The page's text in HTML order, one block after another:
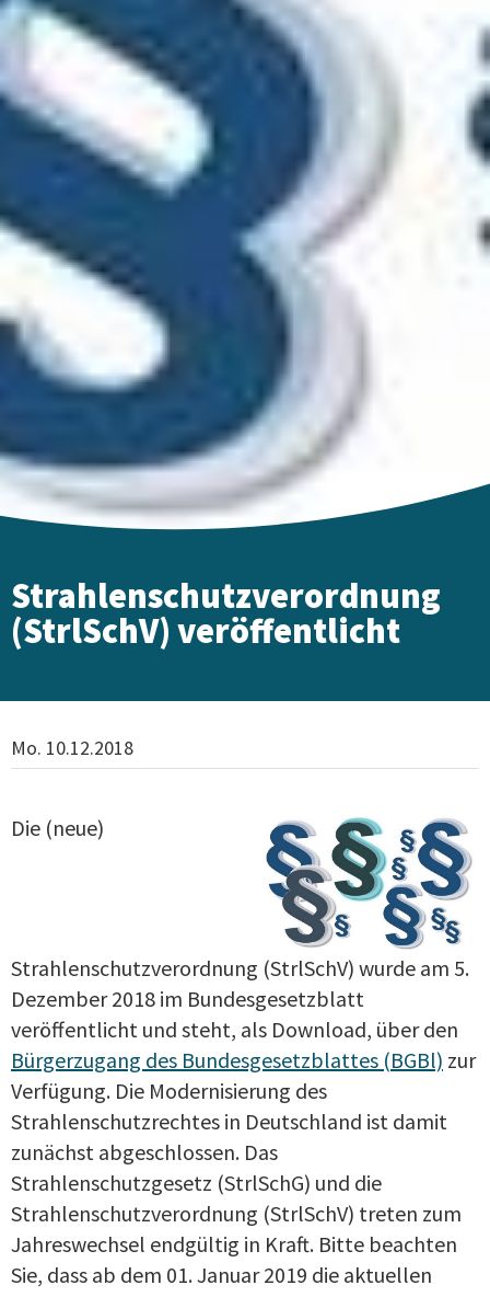
Strahlenschutzverordnung
(StrlSchV) veröffentlicht
Mo. 10.12.2018
Die (neue)
Strahlenschutzverordnung (StrlSchV) wurde am 5.
Dezember 2018 im Bundesgesetzblatt
veröffentlicht und steht, als Download, über den
Bürgerzugang des Bundesgesetzblattes (BGBl) zur
Verfügung. Die Modernisierung des
Strahlenschutzrechtes in Deutschland ist damit
zunächst abgeschlossen. Das
Strahlenschutzgesetz (StrlSchG) und die
Strahlenschutzverordnung (StrlSchV) treten zum
Jahreswechsel endgültig in Kraft. Bitte beachten
Sie, dass ab dem 01. Januar 2019 die aktuellen